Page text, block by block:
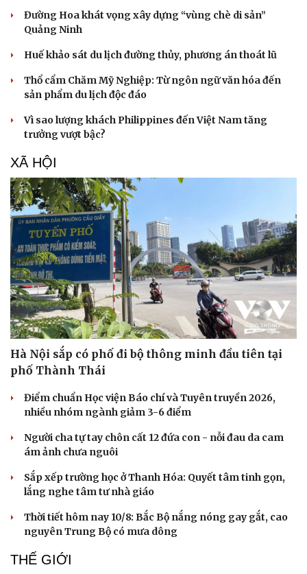
Đường Hoa khát vọng xây dựng “vùng chè di sản”
Quảng Ninh
Huế khảo sát du lịch đường thủy, phương án thoát lũ
Thổ cẩm Chăm Mỹ Nghiệp: Từ ngôn ngữ văn hóa đến
sản phẩm du lịch độc đáo
Vì sao lượng khách Philippines đến Việt Nam tăng
trưởng vượt bậc?
XÃ HỘI
Hà Nội sắp có phố đi bộ thông minh đầu tiên tại
phố Thành Thái
Điểm chuẩn Học viện Báo chí và Tuyên truyền 2026,
nhiều nhóm ngành giảm 3-6 điểm
Người cha tự tay chôn cất 12 đứa con - nỗi đau da cam
ám ảnh chưa nguôi
Sắp xếp trường học ở Thanh Hóa: Quyết tâm tinh gọn,
lắng nghe tâm tư nhà giáo
Thời tiết hôm nay 10/8: Bắc Bộ nắng nóng gay gắt, cao
nguyên Trung Bộ có mưa dông
THẾ GIỚI